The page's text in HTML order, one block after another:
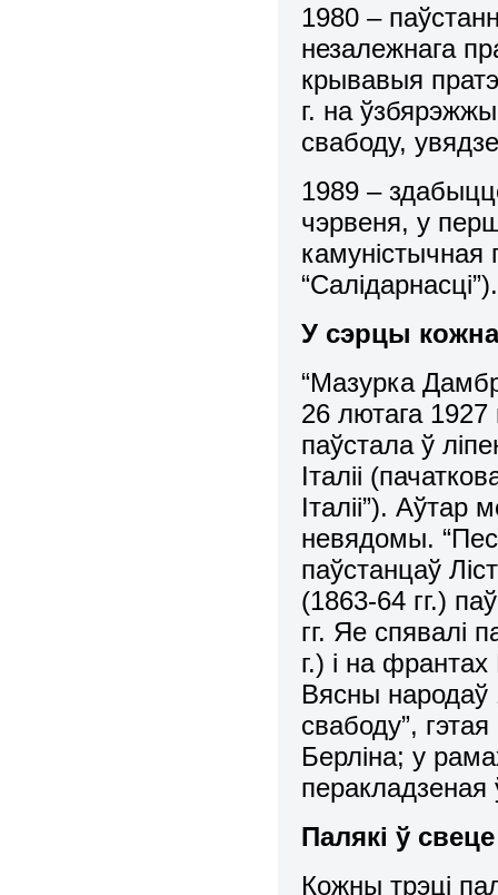
1980 –
незалежнага
крывавыя
г. на
свабоду,
1989 –
чэрвеня, у
“Салідарнасці”).
У сэрцы
“Мазурка
26 лютага
паўстала ў
Італіі
Італіі”).
невядомы.
паўстанцаў
(1863-64 гг.)
гг. Яе спявалі
г.) і на
Вясны народаў
свабоду”,
Берліна; у
перакладзеная
Палякі ў свеце
Кожны трэці